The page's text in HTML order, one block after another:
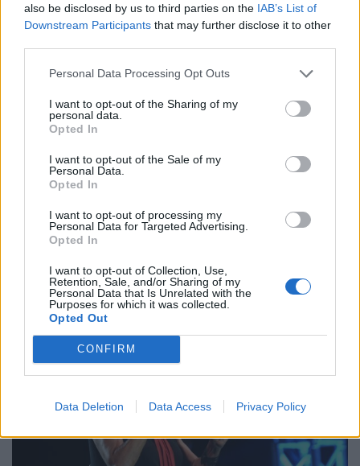
also be disclosed by us to third parties on the IAB’s List of
Downstream Participants that may further disclose it to other
Personal Data Processing Opt Outs
I want to opt-out of the Sharing of my
personal data.
Opted In
I want to opt-out of the Sale of my
Personal Data.
Opted In
I want to opt-out of processing my
Personal Data for Targeted Advertising.
Opted In
I want to opt-out of Collection, Use,
Retention, Sale, and/or Sharing of my
Personal Data that Is Unrelated with the
Purposes for which it was collected.
Opted Out
CONFIRM
Data Deletion Data Access Privacy Policy
Με αφορμή το ξεχωριστό μουσικό αφιέρωμα
στη γυναίκα σύμβολο που άφησε εποχή για
το σθένος και την αγάπη της για τον
πολιτισμό της Ελλάδας.